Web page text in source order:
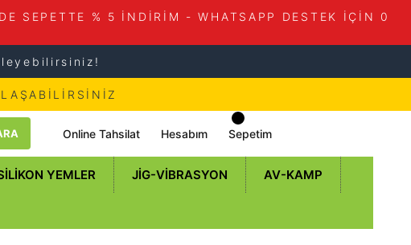
SEPETTE % 5 İNDİRİM - WHATSAPP DESTEK İÇİN 0
Online Tahsilat Hesabım Sepetim
YEMLER JIG-VIBRASYON AV-KAMP